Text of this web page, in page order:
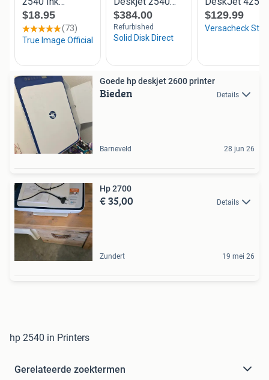
Goede hp deskjet 2600 printer
Bieden Details
Barneveld 28 jun 26
Hp 2700
€ 35,00 Details
Zundert 19 mei 26
hp 2540 in Printers
Gerelateerde zoektermen